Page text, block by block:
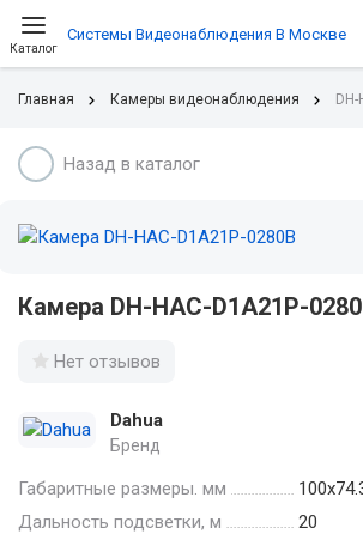
Каталог
Системы Видеонаблюдения В Москве
Главная Камеры видеонаблюдения
Назад в каталог
Камера DH-HAC-D1A21P-
Нет отзывов
Dahua
Бренд
Габаритные размеры. мм
Дальность подсветки, м
20